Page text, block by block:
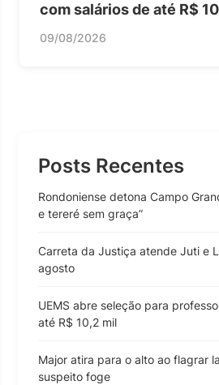
com salários de até R$
09/08/2026
Posts Recentes
Rondoniense detona Campo
e tereré sem graça”
Carreta da Justiça atende Juti e
agosto
UEMS abre seleção para
até R$ 10,2 mil
Major atira para o alto ao flagrar
suspeito foge